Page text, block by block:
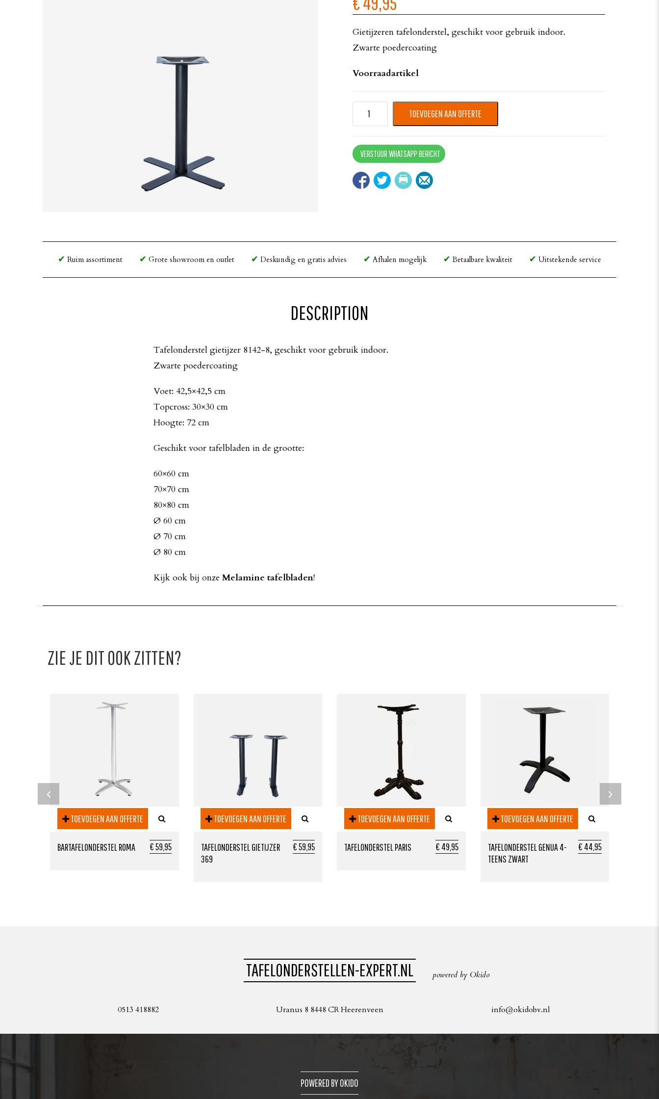
Gietijzeren tafelonderstel, geschikt voor gebruik indoor.
Zwarte poedercoating
Voorraadartikel
TOEVOEGEN AAN OFFERTE
VERSTUUR WHATSAPP BERICHT
Ruim assortiment Grote showroom en outlet Deskundig en gratis advies Afhalen mogelijk Betaalbare kwaliteit Uitstekende service
DESCRIPTION
Tafelonderstel gietijzer 8142-8, geschikt voor gebruik indoor.
Zwarte poedercoating
Voet: 42,5×42,5 cm
Topcross: 30×30 cm
Hoogte: 72 cm
Geschikt voor tafelbladen in de grootte:
60×60 cm
70×70 cm
80×80 cm
Ø 60 cm
Ø 70 cm
Ø 80 cm
Kijk ook bij onze Melamine tafelbladen!
ZIE JE DIT OOK ZITTEN?
TOEVOEGEN AAN OFFERTE
€ 59,95
BARTAFELONDERSTEL ROMA
TOEVOEGEN AAN OFFERTE
€ 59,95
TAFELONDERSTEL GIETIJZER
369
TOEVOEGEN AAN OFFERTE
€ 49,95
TAFELONDERSTEL PARIS
TOEVOEGEN AAN OFFERTE
€ 44,95
TAFELONDERSTEL GENUA 4-
TEENS ZWART
TAFELONDERSTELLEN-EXPERT.NL powered by Okido
0513 418882 Uranus 8 8448 CR Heerenveen info@okidobv.nl
POWERED BY OKIDO